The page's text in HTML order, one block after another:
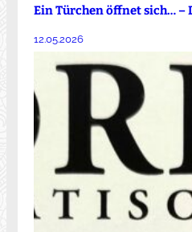
Ein Türchen öffnet sich… –
12.05.2026